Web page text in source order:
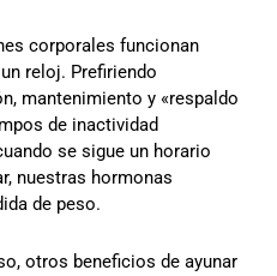
corporales funcionan
reloj. Prefiriendo
mantenimiento y «respaldo
de inactividad
se sigue un horario
nuestras hormonas
de peso.
otros beneficios de ayunar